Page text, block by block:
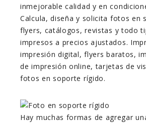
inmejorable calidad y en
Calcula, diseña y solicita fotos en
flyers, catálogos, revistas y todo
impresos a precios ajustados.
impresión digital, flyers baratos,
de impresión online, tarjetas de
fotos en soporte rígido.
Hay muchas formas de agregar